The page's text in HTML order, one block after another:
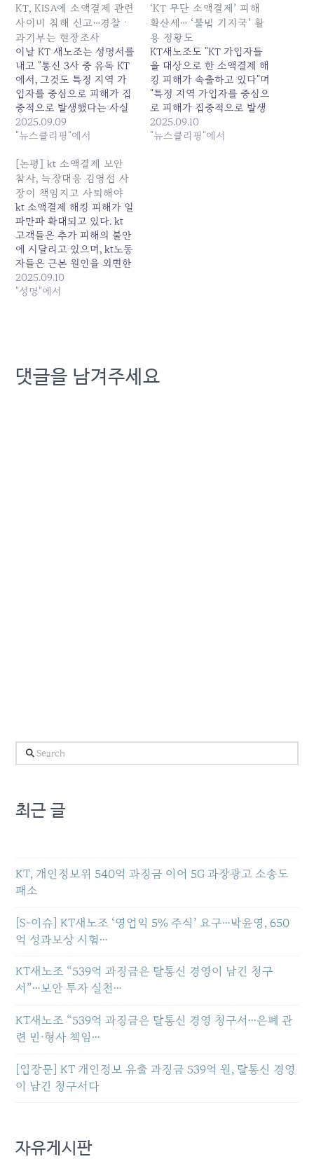
KT, KISA에 소액결제 관련
사이버 침해 신고…경찰ㆍ
과기부는 현장조사
이날 KT 새노조는 성명서를
내고 "통신 3사 중 유독 KT
에서, 그것도 특정 지역 가
입자를 중심으로 피해가 집
중적으로 발생했다는 사실
은 KT 보안 체계의 심각한
취약성을 드러내고 있다"며
야... 원본 기사: KT, KISA에
소액결제 관련 사이버 침해
신고…경찰ㆍ과기부는 현장
조사 발행일: 2025-09-09
05:02:00
2025.09.09
"뉴스클리핑"에서
‘KT 무단 소액결제’ 피해
확산세… ‘불법 기지국’ 활
용 정황도
KT새노조도 "KT 가입자들
을 대상으로 한 소액결제 해
킹 피해가 속출하고 있다"며
"특정 지역 가입자를 중심으
로 피해가 집중적으로 발생
했다는 사실은 KT 보안 체
계의 심각한 취약성을 드러
2025.09.10
"뉴스클리핑"에서
[논평] kt 소액결제 보안
참사, 늑장대응 김영섭 사
장이 책임지고 사퇴해야
kt 소액결제 해킹 피해가 일
파만파 확대되고 있다. kt
고객들은 추가 피해의 불안
에 시달리고 있으며, kt노동
자들은 근본 원인을 외면한
경영진의 잘못으로 비난의
화살을 감당해야 하는 처지
총체적 참사이다. 첫째, 현
재 기지국을 이용한 해킹이
2025.09.10
"성명"에서
댓글을 남겨주세요
Search
최근 글
KT, 개인정보위 540억 과징금 이어 5G 과장광고 소송도
패소
[S-이슈] KT새노조 ‘영업익 5% 주식’ 요구…박윤영, 650
억 성과보상 시험…
KT새노조 “539억 과징금은 탈통신 경영이 남긴 청구
서”…보안 투자 실천…
KT새노조 “539억 과징금은 탈통신 경영 청구서…은폐 관
련 민·형사 책임…
[입장문] KT 개인정보 유출 과징금 539억 원, 탈통신 경영
이 남긴 청구서다
자유게시판